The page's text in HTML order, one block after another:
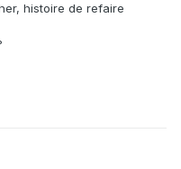
histoire de refaire